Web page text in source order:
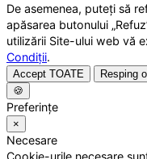
De asemenea, puteți să
apăsarea butonului
utilizării Site-ului web vă
Condiții.
Accept TOATE Resping
🍪
Preferințe
×
Necesare
Cookie-urile necesare